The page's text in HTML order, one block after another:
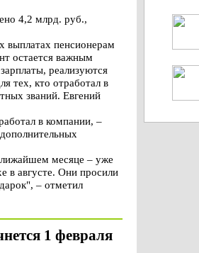
4,2 млрд. руб.,
выплатах пенсионерам
остается важным
реализуются
тех, кто отработал в
званий. Евгений
в компании, –
месяце – уже
в августе. Они просили
– отметил
1 февраля